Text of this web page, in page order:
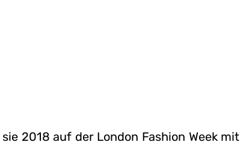
2018 auf der London Fashion Week mit